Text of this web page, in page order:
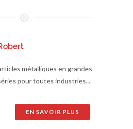
métalliques en grandes
pour toutes industries...
EN SAVOIR PLUS